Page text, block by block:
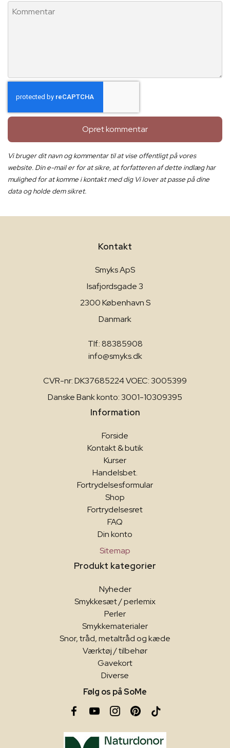
Opret kommentar
Vi bruger dit navn og kommentar til at vise offentligt på vores
website. Din e-mail er for at sikre, at forfatteren af dette indlæg har
mulighed for at komme i kontakt med dig Vi lover at passe på dine
data og holde dem sikret.
Kontakt
Smyks ApS
Isafjordsgade 3
2300 København S
Danmark
Tlf.: 88385908
info@smyks.dk
CVR-nr: DK37685224 VOEC: 3005399
Danske Bank konto: 3001-10309395
Information
Forside
Kontakt & butik
Kurser
Handelsbet.
Fortrydelsesformular
Shop
Fortrydelsesret
FAQ
Din konto
Sitemap
Produkt kategorier
Nyheder
Smykkesæt / perlemix
Perler
Smykkematerialer
Snor, tråd, metaltråd og kæde
Værktøj / tilbehør
Gavekort
Diverse
Følg os på SoMe